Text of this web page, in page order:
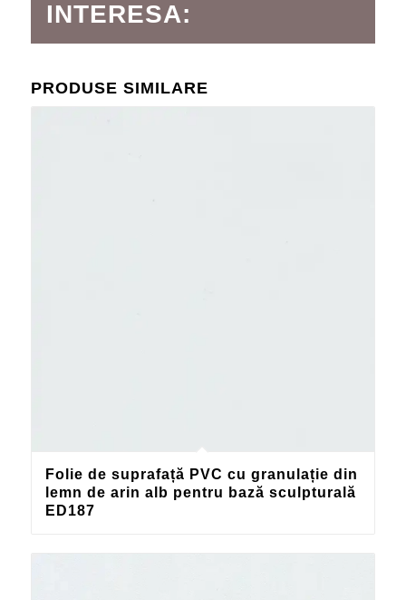
INTERESA:
PRODUSE SIMILARE
Folie de suprafață PVC cu granulație din
lemn de arin alb pentru bază sculpturală
ED187